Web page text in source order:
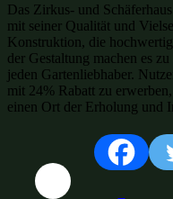
Das Zirkus- und
mit seiner Qualität und
Konstruktion, die
der Gestaltung machen es
jeden Gartenliebhaber.
mit 24% Rabatt zu
einen Ort der Erholung und